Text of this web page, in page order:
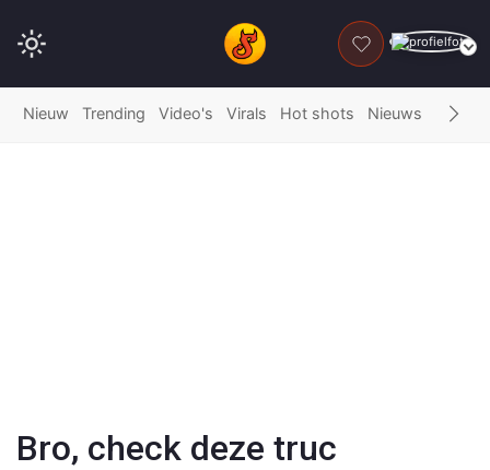
DONEER
Nieuw Trending Video's Virals Hot shots Nieuws Fails
Bro, check deze truc